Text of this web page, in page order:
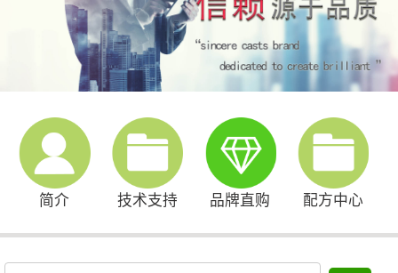
简介 技术支持 品牌直购 配方中心